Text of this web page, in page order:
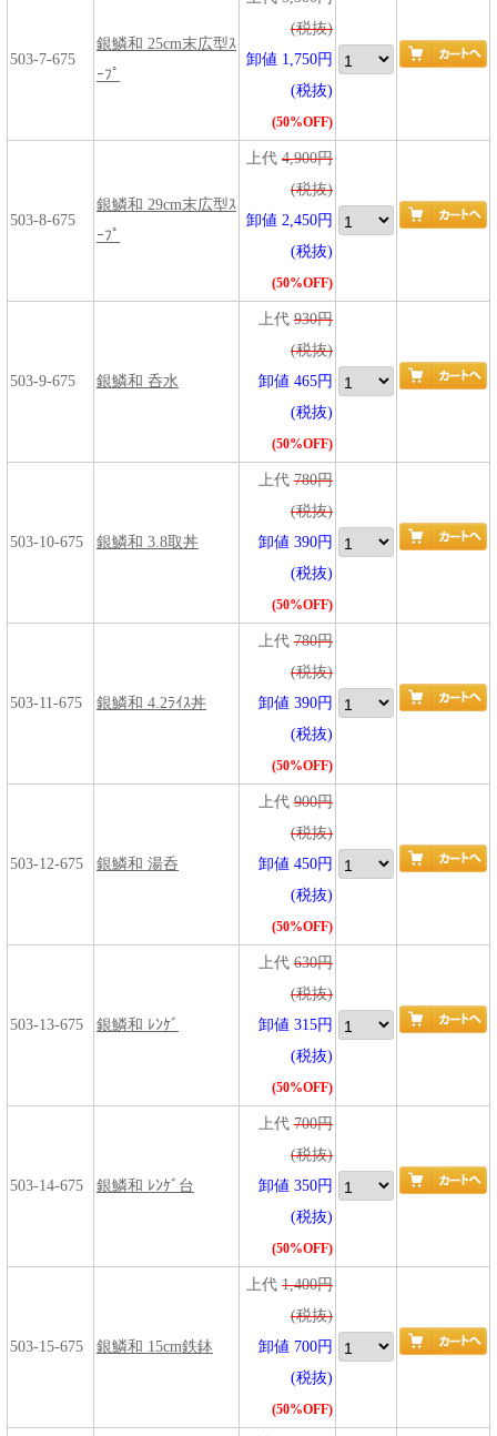
503-7-675
銀鱗和 25cm末広型ｽ
ｰﾌﾟ
(税抜)
卸値 1,750円
(税抜)
(50%OFF)
503-8-675
銀鱗和 29cm末広型ｽ
ｰﾌﾟ
上代 4,900円
(税抜)
卸値 2,450円
(税抜)
(50%OFF)
503-9-675 銀鱗和 呑水
上代 930円
(税抜)
卸値 465円
(税抜)
(50%OFF)
503-10-675 銀鱗和 3.8取丼
上代 780円
(税抜)
卸値 390円
(税抜)
(50%OFF)
503-11-675 銀鱗和 4.2ﾗｲｽ丼
上代 780円
(税抜)
卸値 390円
(税抜)
(50%OFF)
503-12-675 銀鱗和 湯呑
上代 900円
(税抜)
卸値 450円
(税抜)
(50%OFF)
503-13-675 銀鱗和 ﾚﾝｹﾞ
上代 630円
(税抜)
卸値 315円
(税抜)
(50%OFF)
503-14-675 銀鱗和 ﾚﾝｹﾞ台
上代 700円
(税抜)
卸値 350円
(税抜)
(50%OFF)
503-15-675 銀鱗和 15cm鉄鉢
上代 1,400円
(税抜)
卸値 700円
(税抜)
(50%OFF)